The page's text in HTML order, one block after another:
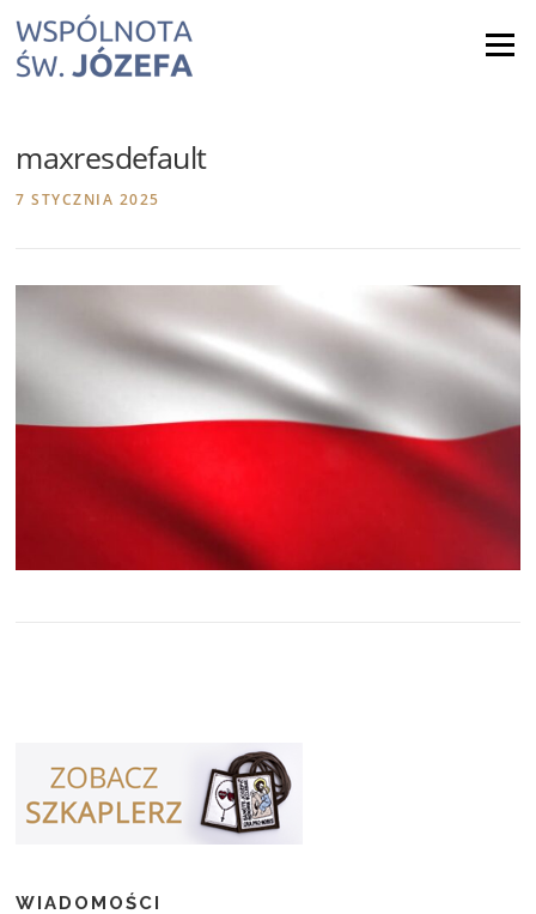
content
Menu
maxresdefault
7 STYCZNIA 2025
WIADOMOŚCI